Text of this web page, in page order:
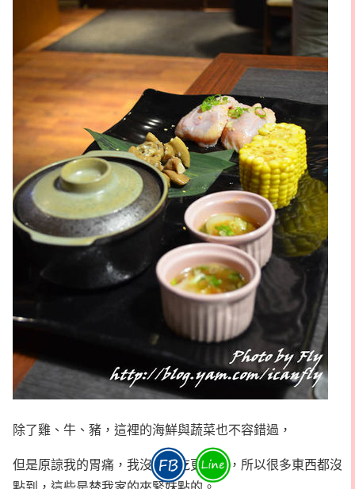
除了雞、牛、豬，這裡的海鮮與蔬菜也不容錯過，
但是原諒我的胃痛，我沒辦法吃更多了，所以很多東西都沒